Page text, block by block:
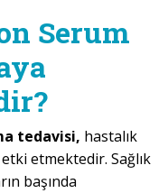
Serum
tedavisi, hastalık
etmektedir. Sağlık
başında